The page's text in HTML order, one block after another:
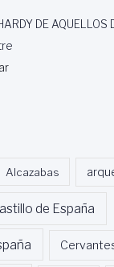
DE
Alcazabas
de España